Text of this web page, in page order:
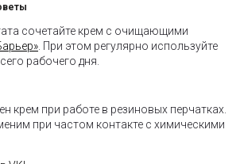
сочетайте крем с очищающими
. При этом регулярно используйте
рабочего дня.
крем при работе в резиновых перчатках.
при частом контакте с химическими